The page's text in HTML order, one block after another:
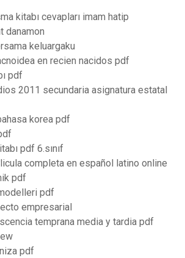
kitabı cevapları imam hatip
danamon
keluargaku
en recien nacidos pdf
pdf
2011 secundaria asignatura estatal
korea pdf
pdf 6.sınıf
completa en español latino online
pdf
pdf
empresarial
temprana media y tardia pdf
pdf